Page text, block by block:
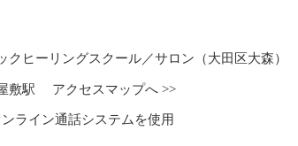
クヒーリングスクール／サロン（大田区大森）
屋敷駅 アクセスマップへ >>
ライン通話システムを使用